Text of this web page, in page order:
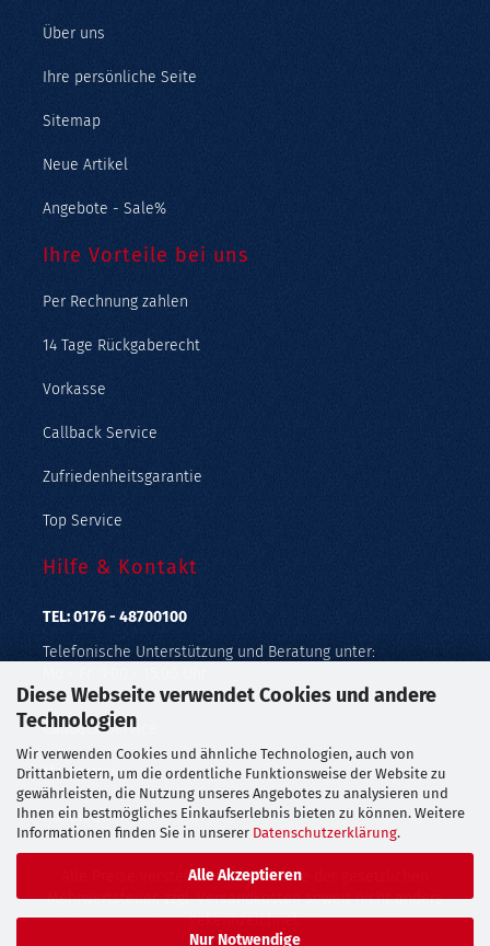
Diese Webseite verwendet Cookies und andere
Technologien
Wir verwenden Cookies und ähnliche Technologien, auch von
Drittanbietern, um die ordentliche Funktionsweise der Website zu
gewährleisten, die Nutzung unseres Angebotes zu analysieren und
Ihnen ein bestmögliches Einkaufserlebnis bieten zu können. Weitere
Informationen finden Sie in unserer Datenschutzerklärung.
Alle Akzeptieren
Nur Notwendige
Über uns
Ihre persönliche Seite
Sitemap
Neue Artikel
Angebote - Sale%
Ihre Vorteile bei uns
Per Rechnung zahlen
14 Tage Rückgaberecht
Vorkasse
Callback Service
Zufriedenheitsgarantie
Top Service
Hilfe & Kontakt
TEL: 0176 - 48700100
Telefonische Unterstützung und Beratung unter:
Geprüfter Online Shop mit Geld-zurück-Garantie.
Callback Service
Merkzettel
Kontaktformular
Alle Preise verstehen sich inklusive der gesetzlichen
Mehrwertsteuer, zzgl.Versandkostensoweit nicht anders
gekennzeichnet.